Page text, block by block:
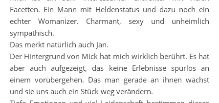
Facetten. Ein Mann mit Heldenstatus und dazu noch ein
echter Womanizer. Charmant, sexy und unheimlich
sympathisch.
Das merkt natürlich auch Jan.
Der Hintergrund von Mick hat mich wirklich berührt. Es hat
aber auch aufgezeigt, das keine Erlebnisse spurlos an
einem vorübergehen. Das man gerade an ihnen wächst
und sie uns auch ein Stück weg verändern.